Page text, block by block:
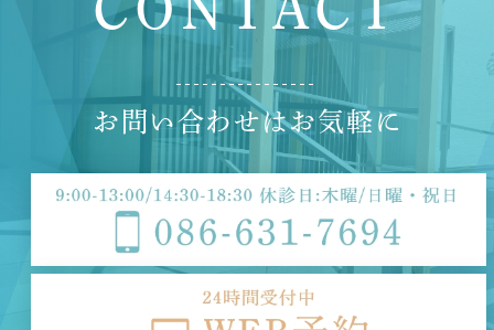
お 問 い合わ せはお気軽 に